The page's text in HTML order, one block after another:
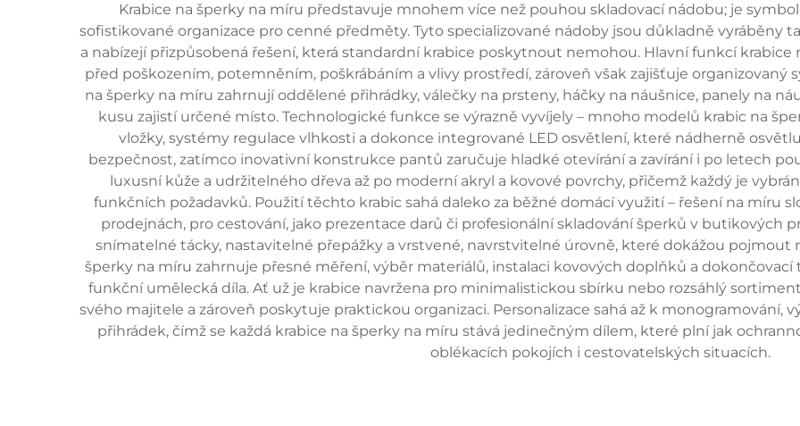
Krabice na šperky na míru představuje mnohem více než pouhou skladovací nádobu; je
sofistikované organizace pro cenné předměty. Tyto specializované nádoby jsou důkladně vyráběny
a nabízejí přizpůsobená řešení, která standardní krabice poskytnout nemohou. Hlavní funkcí
před poškozením, potemněním, poškrábáním a vlivy prostředí, zároveň však zajišťuje organizovaný
na šperky na míru zahrnují oddělené přihrádky, válečky na prsteny, háčky na náušnice, panely na
kusu zajistí určené místo. Technologické funkce se výrazně vyvíjely – mnoho modelů krabic na
vložky, systémy regulace vlhkosti a dokonce integrované LED osvětlení, které nádherně
bezpečnost, zatímco inovativní konstrukce pantů zaručuje hladké otevírání a zavírání i po letech
luxusní kůže a udržitelného dřeva až po moderní akryl a kovové povrchy, přičemž každý je
funkčních požadavků. Použití těchto krabic sahá daleko za běžné domácí využití – řešení na míru
prodejnách, pro cestování, jako prezentace darů či profesionální skladování šperků v butikových
snímatelné tácky, nastavitelné přepážky a vrstvené, navrstvitelné úrovně, které dokážou pojmout
šperky na míru zahrnuje přesné měření, výběr materiálů, instalaci kovových doplňků a
funkční umělecká díla. Ať už je krabice navržena pro minimalistickou sbírku nebo rozsáhlý
svého majitele a zároveň poskytuje praktickou organizaci. Personalizace sahá až k monogramování,
přihrádek, čímž se každá krabice na šperky na míru stává jedinečným dílem, které plní jak
oblékacích pokojích i cestovatelských situacích.